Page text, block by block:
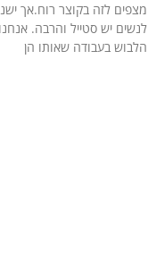
מצפים לזה בקוצר רוח.אך
לנשים יש סטייל והרבה.
הלבוש בעבודה שאותו הן